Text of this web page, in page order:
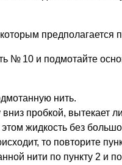
предполагается
№ 10 и подмотайте
нить.
пробкой, вытекает
этом жидкость без
то повторите
нити по пункту 2 и